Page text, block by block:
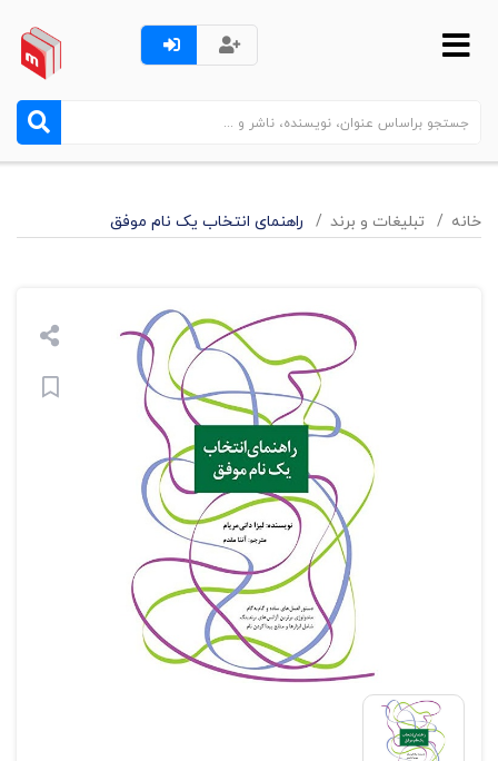
خانه تبليغات و برند راهنمای انتخاب یک نام موفق